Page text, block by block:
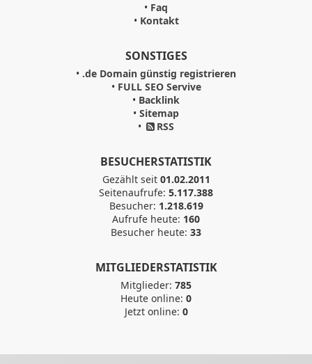
• Faq
• Kontakt
SONSTIGES
• .de Domain günstig registrieren
• FULL SEO Servive
• Backlink
• Sitemap
•
RSS
BESUCHERSTATISTIK
Gezählt seit 01.02.2011
Seitenaufrufe: 5.117.388
Besucher: 1.218.619
Aufrufe heute: 160
Besucher heute: 33
MITGLIEDERSTATISTIK
Mitglieder: 785
Heute online: 0
Jetzt online: 0